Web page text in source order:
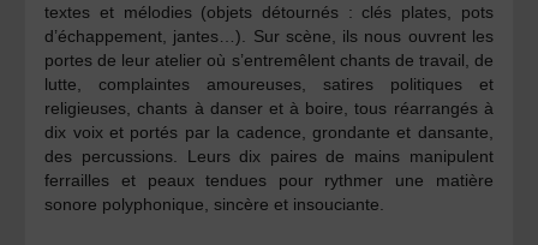
textes et mélodies (objets détournés : clés plates, pots
d’échappement, jantes…). Sur scène, ils nous ouvrent les
portes de leur atelier où s’entremêlent chants de travail, de
lutte, complaintes amoureuses, satires politiques et
religieuses, chants à danser et à boire, tous réarrangés à
dix voix et portés par la cadence, grondante et dansante,
des percussions. Leurs dix paires de mains manipulent
ferrailles et peaux tendues pour rythmer une matière
sonore polyphonique, sincère et insouciante.